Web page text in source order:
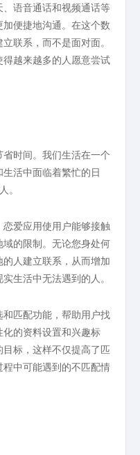
语音通话和视频通话等
便捷地沟通。在这个数
联系，而不是面对面。
越来越多的人愿意尝试
时间。我们生活在一个
活中面临着繁忙的日
。
爱应用使用户能够接触
的限制。无论您身处何
人建立联系，从而增加
生活中无法遇到的人。
匹配功能，帮助用户找
的资料设置和兴趣标
标，这样不仅提高了匹
中可能遇到的不匹配情